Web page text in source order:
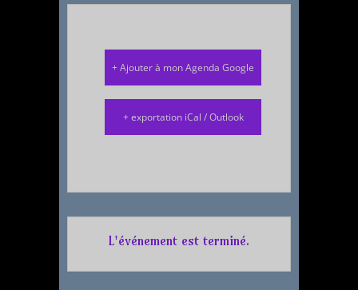
+ Ajouter à mon Agenda Google
+ exportation iCal / Outlook
L'événement est terminé.